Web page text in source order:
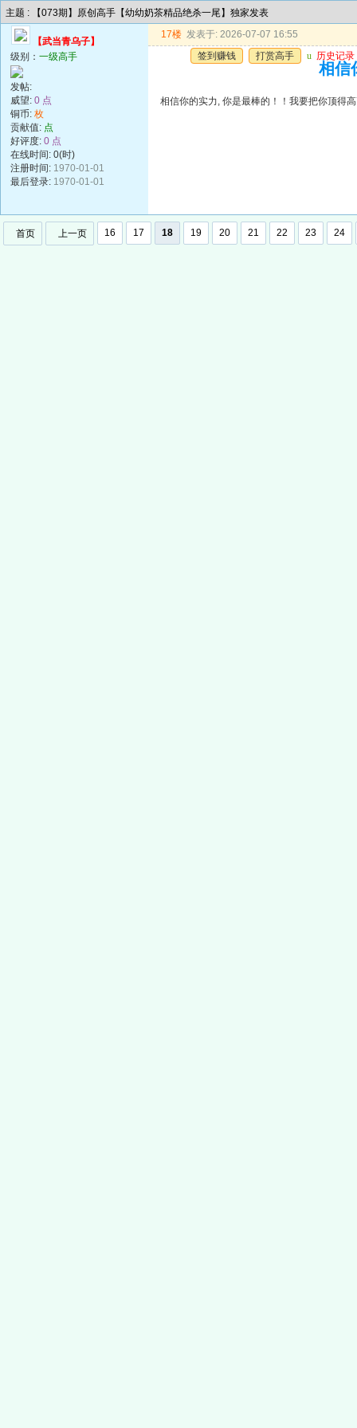
主题 : 【073期】原创高手【幼幼奶茶精品绝杀一尾】独家发表
【武当青乌子】
级别： 一级高手
发帖:
威望: 0 点
铜币: 枚
贡献值: 点
好评度: 0 点
在线时间: 0(时)
注册时间: 1970-01-01
最后登录: 1970-01-01
17楼 发表于: 2026-07-07 16:55
签到赚钱
打赏高手 u 历史记录
相信
相信你的实力, 你是最棒的！！我要把你顶得
首页 上一页 16 17 18 19 20 21 22 23 24